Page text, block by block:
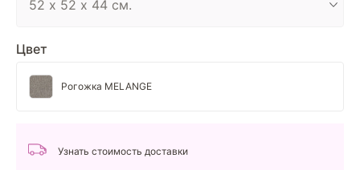
Цвет
Рогожка MELANGE
Узнать стоимость доставки